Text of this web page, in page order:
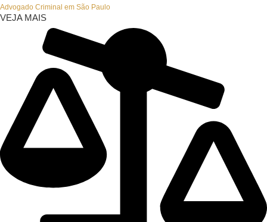
Advogado Criminal em São Paulo
VEJA MAIS